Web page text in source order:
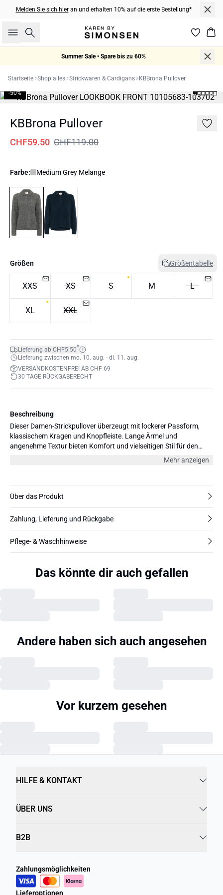
Melden Sie sich hieran und erhalten 10% auf die erste Bestellung*
Suche
Summer Sale • Spare bis zu 60%
Startseite Shop alles Strickwaren & Cardigans KBBrona Pullover
-50%
KBBrona Pullover
CHF59.50 CHF119.00
Farbe: Medium Grey Melange
Größen Größentabelle
XXS XS S M L
XL XXL
Lieferung ab CHF5.50*
Lieferung zwischen mo. 10. aug. - di. 11. aug.
VERSANDKOSTENFREI AB CHF 69
30 TAGE RÜCKGABERECHT
Beschreibung
Dieser Damen-Strickpullover überzeugt mit lockerer Passform,
klassischem Kragen und Knopfleiste. Lange Ärmel und
angenehme Textur bieten Komfort und vielseitigen Stil für den
Mehr anzeigen
Über das Produkt
Zahlung, Lieferung und Rückgabe
Pflege- & Waschhinweise
Das könnte dir auch gefallen
Andere haben sich auch angesehen
Vor kurzem gesehen
HILFE & KONTAKT
ÜBER UNS
B2B
Zahlungsmöglichkeiten
Lieferoptionen